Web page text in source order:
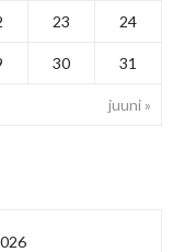
juuni »
23 24
30 31